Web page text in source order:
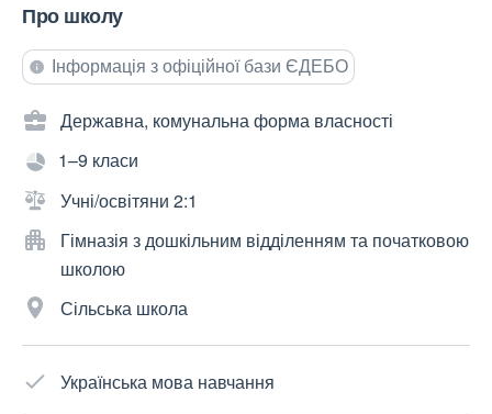
Про школу
Інформація з офіційної бази ЄДЕБО
Державна, комунальна форма власності
1–9 класи
Учні/освітяни 2:1
Гімназія з дошкільним відділенням та початковою
школою
Сільська школа
Українська мова навчання